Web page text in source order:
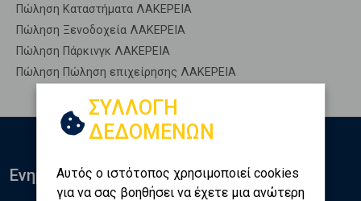
Πώληση Καταστήματα ΛΑΚΕΡΕΙΑ
Πώληση Ξενοδοχεία ΛΑΚΕΡΕΙΑ
Πώληση Πάρκινγκ ΛΑΚΕΡΕΙΑ
Πώληση Πώληση επιχείρησης ΛΑΚΕΡΕΙΑ
ΣΥΛΛΟΓΗ
ΔΕΔΟΜΕΝΩΝ
Αυτός ο ιστότοπος χρησιμοποιεί cookies
για να σας βοηθήσει να έχετε μια ανώτερη
Ενημερωθείτε